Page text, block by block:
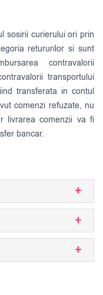
sosirii curierului ori prin
retururilor si sunt
contravalorii
transportului
transferata in contul
comenzi refuzate, nu
livrarea comenzii va fi
bancar.